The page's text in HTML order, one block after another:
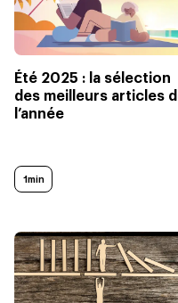
Été 2025 : la sélection
des meilleurs articles
l’année
1min